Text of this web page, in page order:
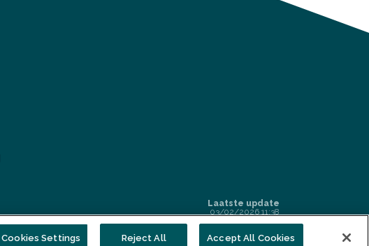
Laatste update
03/02/2026 11:38
Cookies Settings Reject All Accept All Cookies